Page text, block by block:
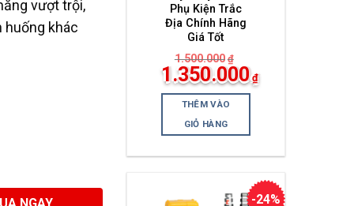
Phụ Kiện Trắc
Địa Chính Hãng
Giá Tốt
1.500.000 ₫
Giá
gốc
là:
1.500.000₫.
1.350.000 ₫
Giá
hiện
tại
là:
1.350.000₫.
THÊM VÀO
GIỎ HÀNG
-24%
vượt trội,
huống khác